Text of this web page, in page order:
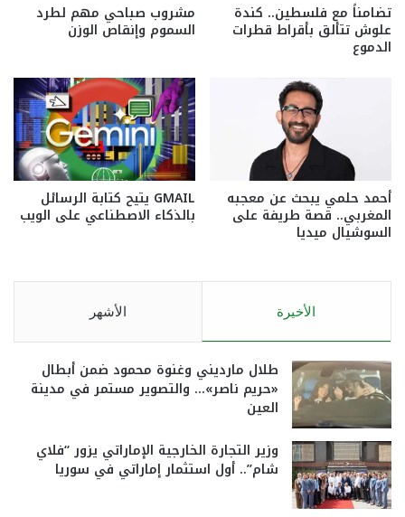
تضامناً مع فلسطين.. كندة
علوش تتألق بأقراط قطرات
الدموع
مشروب صباحي مهم لطرد
السموم وإنقاص الوزن
أحمد حلمي يبحث عن معجبه
المغربي.. قصة طريفة على
السوشيال ميديا
GMAIL يتيح كتابة الرسائل
بالذكاء الاصطناعي على الويب
الأخيرة الأشهر
طلال مارديني وغنوة محمود ضمن أبطال
«حريم ناصر»… والتصوير مستمر في مدينة
العين
وزير التجارة الخارجية الإماراتي يزور “فلاي
شام”.. أول استثمار إماراتي في سوريا